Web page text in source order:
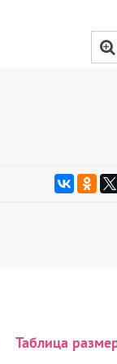
Таблица